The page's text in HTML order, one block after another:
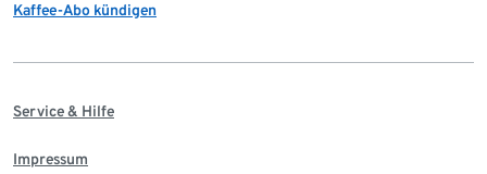
Kaffee-Abo kündigen
Service & Hilfe
Impressum